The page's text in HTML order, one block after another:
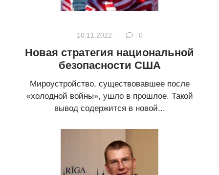
10.11.2022 · 0
Новая стратегия национальной
безопасности США
Мироустройство, существовавшее после
«холодной войны», ушло в прошлое. Такой
вывод содержится в новой...